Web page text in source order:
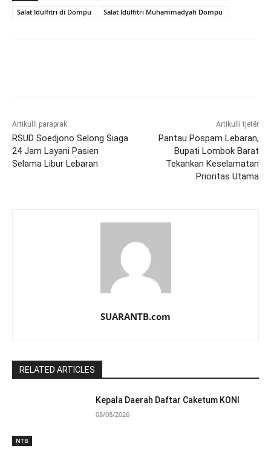
Salat Idulfitri di Dompu
Salat Idulfitri Muhammadyah Dompu
Artikulli paraprak
RSUD Soedjono Selong Siaga
24 Jam Layani Pasien
Selama Libur Lebaran
Artikulli tjetër
Pantau Pospam Lebaran,
Bupati Lombok Barat
Tekankan Keselamatan
Prioritas Utama
SUARANTB.com
RELATED ARTICLES
NTB
Kepala Daerah Daftar Caketum KONI
08/08/2026